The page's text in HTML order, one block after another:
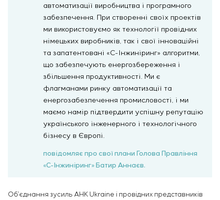
автоматизації виробництва і програмного
забезпечення. При створенні своїх проектів
ми використовуємо як технології провідних
німецьких виробників, так і свої інноваційні
та запатентовані «С-Інжиніринг» алгоритми,
що забезпечують енергозбереження і
збільшення продуктивності. Ми є
флагманами ринку автоматизації та
енергозабезпечення промисловості, і ми
маємо намір підтвердити успішну репутацію
українського інженерного і технологічного
бізнесу в Європі.
повідомляє про свої плани Голова Правління
«С-Інжиніринг» Батир Аннаєв.
Об’єднання зусиль AHK Ukraine і провідних представників